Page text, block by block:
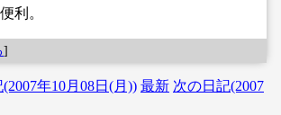
利。
]
年10月08日(月)) 最新 次の日記(2007